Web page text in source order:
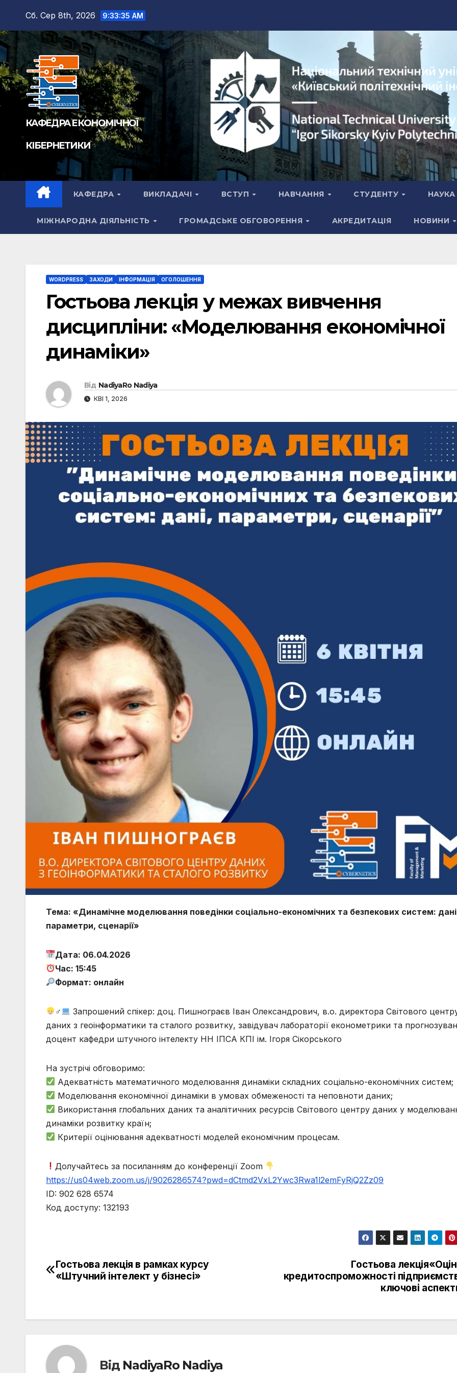
вмісту
Сб. Сер 8th, 2026 9:33:36 AM
КАФЕДРА ЕКОНОМІЧНОЇ
КІБЕРНЕТИКИ
КАФЕДРА ВИКЛАДАЧІ ВСТУП НАВЧАННЯ СТУДЕНТУ НАУКА
МІЖНАРОДНА ДІЯЛЬНІСТЬ ГРОМАДСЬКЕ ОБГОВОРЕННЯ АКРЕДИТАЦІЯ НОВИНИ
WORDPRESS ЗАХОДИ ІНФОРМАЦІЯ ОГОЛОШЕННЯ
Гостьова лекція у межах вивчення
дисципліни: «Моделювання економічної
динаміки»
Від NadiyaRo Nadiya
КВІ 1, 2026
Тема: «Динамічне моделювання поведінки соціально-економічних та безпекових систем:
параметри, сценарії»
Дата: 06.04.2026
Час: 15:45
Формат: онлайн
‍♂
Запрошений спікер: доц. Пишнограєв Іван Олександрович, в.о. директора Світового
даних з геоінформатики та сталого розвитку, завідувач лабораторії економетрики та
доцент кафедри штучного інтелекту НН ІПСА КПІ ім. Ігоря Сікорського
На зустрічі обговоримо:
Адекватність математичного моделювання динаміки складних соціально-економічних систем;
Моделювання економічної динаміки в умовах обмеженості та неповноти даних;
Використання глобальних даних та аналітичних ресурсів Світового центру даних у
динаміки розвитку країн;
Критерії оцінювання адекватності моделей економічним процесам.
Долучайтесь за посиланням до конференції Zoom
https://us04web.zoom.us/j/9026286574?pwd=dCtmd2VxL2Ywc3Rwa1l2emFyRjQ2Zz09
ID: 902 628 6574
Код доступу: 132193
Навігація
Гостьова
кредитоспроможності
ключові
Гостьова лекція в рамках курсу
«Штучний інтелект у бізнесі»
Від NadiyaRo Nadiya